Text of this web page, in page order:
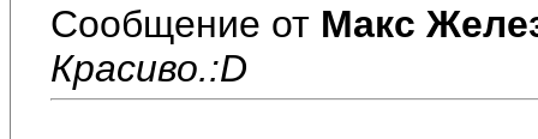
Сообщение от Макс
Красиво.:D